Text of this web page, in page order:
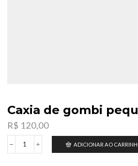
Caxia de gombi
R$ 120,00
Caxia
ADICIONAR AO